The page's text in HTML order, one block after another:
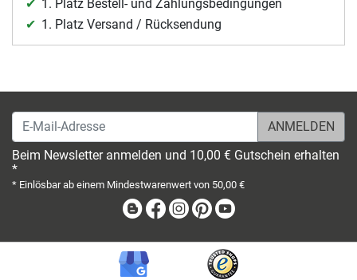
1. Platz Bestell- und Zahlungsbedingungen
1. Platz Versand / Rücksendung
E-Mail-Adresse
Beim Newsletter anmelden und 10,00 € Gutschein erhalten
*
* Einlösbar ab einem Mindestwarenwert von 50,00 €
BlogFacebook
Instagram
Pinterest